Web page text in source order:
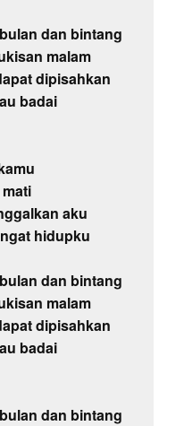
dan bintang
malam
dipisahkan
badai
aku
hidupku
dan bintang
malam
dipisahkan
badai
dan bintang